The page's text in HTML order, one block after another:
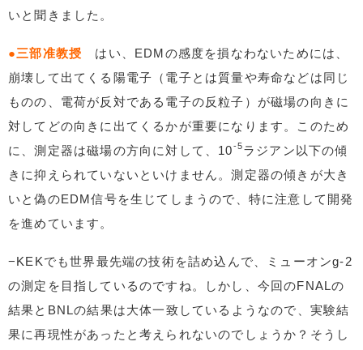
いと聞きました。
●三部准教授 はい、EDMの感度を損なわないためには、
崩壊して出てくる陽電子（電子とは質量や寿命などは同じ
ものの、電荷が反対である電子の反粒子）が磁場の向きに
対してどの向きに出てくるかが重要になります。このため
に、測定器は磁場の方向に対して、10-5ラジアン以下の傾
きに抑えられていないといけません。測定器の傾きが大き
いと偽のEDM信号を生じてしまうので、特に注意して開発
を進めています。
−KEKでも世界最先端の技術を詰め込んで、ミューオンg-2
の測定を目指しているのですね。しかし、今回のFNALの
結果とBNLの結果は大体一致しているようなので、実験結
果に再現性があったと考えられないのでしょうか？そうし